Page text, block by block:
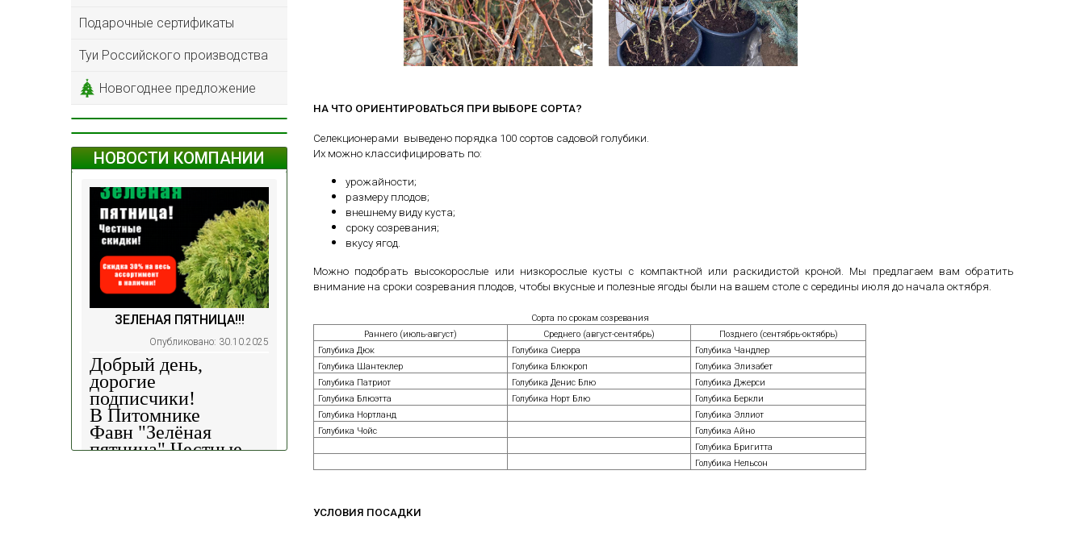
Подарочные сертификаты
Туи Российского производства
Новогоднее предложение
НОВОСТИ КОМПАНИИ
ЗЕЛЕНАЯ ПЯТНИЦА!!!
Опубликовано: 30.10.2025
Добрый день,
дорогие
подписчики!
В Питомнике
Фавн "Зелёная
пятница".Честные
НА ЧТО ОРИЕНТИРОВАТЬСЯ ПРИ ВЫБОРЕ СОРТА?
Селекционерами выведено порядка 100 сортов садовой голубики.
Их можно классифицировать по:
урожайности;
размеру плодов;
внешнему виду куста;
сроку созревания;
вкусу ягод.
Можно подобрать высокорослые или низкорослые кусты с компактной или раскидистой кроной. Мы предлагаем вам обратить
внимание на сроки созревания плодов, чтобы вкусные и полезные ягоды были на вашем столе с середины июля до начала октября.
Сорта по срокам созревания
Раннего (июль-август)
Среднего (август-сентябрь)
Позднего (сентябрь-октябрь)
Голубика Дюк
Голубика Сиерра
Голубика Чандлер
Голубика Шантеклер
Голубика Блюкроп
Голубика Элизабет
Голубика Патриот
Голубика Денис Блю
Голубика Джерси
Голубика Блюэтта
Голубика Норт Блю
Голубика Беркли
Голубика Нортланд
Голубика Эллиот
Голубика Чойс
Голубика Айно
Голубика Бригитта
Голубика Нельсон
УСЛОВИЯ ПОСАДКИ